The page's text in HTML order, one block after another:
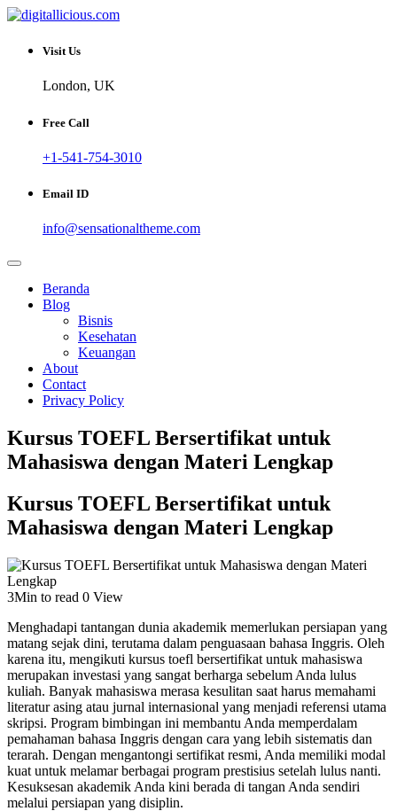
Skip
content
digitallicious.com
Sharing Digital Information
Visit Us
London, UK
Free Call
+1-541-754-3010
Email ID
info@sensationaltheme.com
Beranda
Blog
Bisnis
Kesehatan
Keuangan
About
Contact
Privacy Policy
Kursus TOEFL Bersertifikat untuk
Mahasiswa dengan Materi Lengkap
Kursus TOEFL Bersertifikat untuk
Mahasiswa dengan Materi Lengkap
3Min to read 0 View
Menghadapi tantangan dunia akademik memerlukan persiapan yang
matang sejak dini, terutama dalam penguasaan bahasa Inggris. Oleh
karena itu, mengikuti kursus toefl bersertifikat untuk mahasiswa
merupakan investasi yang sangat berharga sebelum Anda lulus
kuliah. Banyak mahasiswa merasa kesulitan saat harus memahami
literatur asing atau jurnal internasional yang menjadi referensi utama
skripsi. Program bimbingan ini membantu Anda memperdalam
pemahaman bahasa Inggris dengan cara yang lebih sistematis dan
terarah. Dengan mengantongi sertifikat resmi, Anda memiliki modal
kuat untuk melamar berbagai program prestisius setelah lulus nanti.
Kesuksesan akademik Anda kini berada di tangan Anda sendiri
melalui persiapan yang disiplin.